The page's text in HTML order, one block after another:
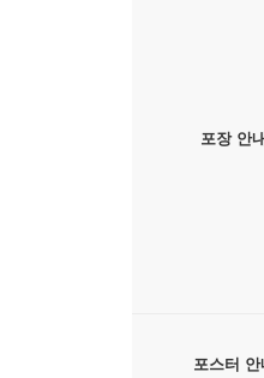
포장 안내
포스터 안